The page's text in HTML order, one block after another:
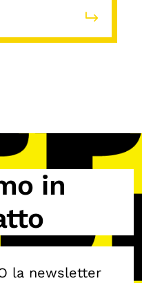
in
la newsletter